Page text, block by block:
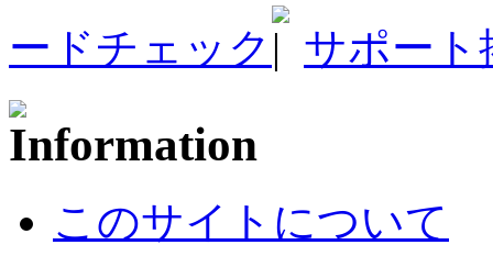
ードチェック
サポート
このサイトについて